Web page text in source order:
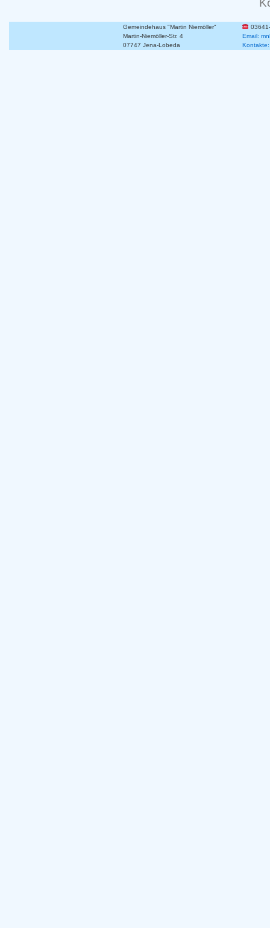
Gemeindehaus "Martin Niemöller"
Martin-Niemöller-Str. 4
Email:
07747 Jena-Lobeda